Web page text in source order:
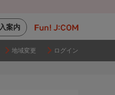
案内
地域変更 ログイン